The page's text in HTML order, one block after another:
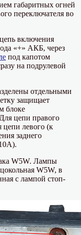
габаритных огней
переключателя во
включения
«+» АКБ, через
под капотом
на подрулевой
отдельными
защищает
блоке
цепи правого
цепи левого (к
заднего
W5W. Лампы
W5W, в
с лампой стоп-